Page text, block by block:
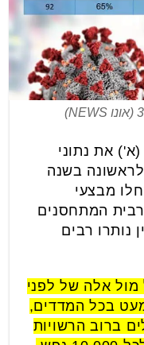
את נתוני
בשנה
מבצעי
המתחסנים
עדיין נותרו רבים
אלה של לפני
בכל המדדים,
ברוב הרשויות